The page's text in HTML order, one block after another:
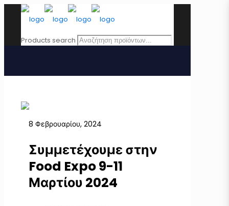
Products search
8 Φεβρουαρίου, 2024
Συμμετέχουμε στην
Food Expo 9-11
Μαρτίου 2024